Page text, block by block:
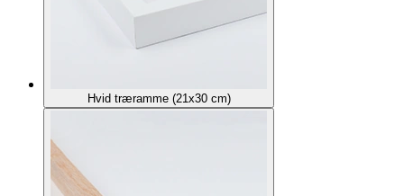
Hvid træramme (21x30 cm)